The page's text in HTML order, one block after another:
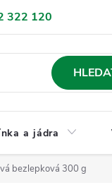
322 120Jak nakupovat
a jádra
bezlepková 300 g